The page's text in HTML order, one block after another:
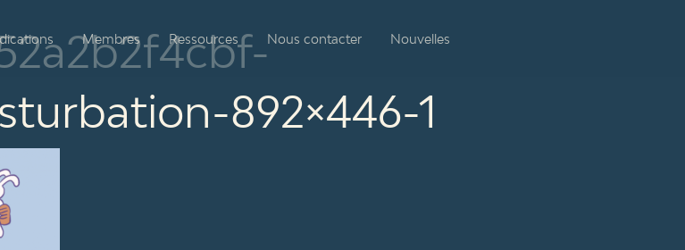
Membres Ressources Nous contacter Nouvelles
892×446-1